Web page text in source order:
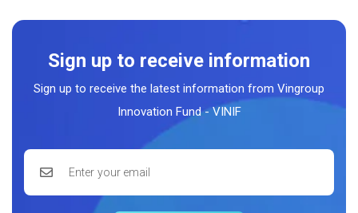
Sign up to receive information
Sign up to receive the latest information from Vingroup
Innovation Fund - VINIF